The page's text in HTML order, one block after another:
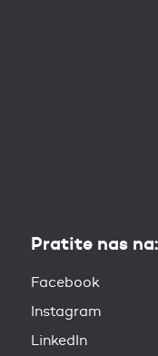
Pratite nas na:
Facebook
Instagram
LinkedIn